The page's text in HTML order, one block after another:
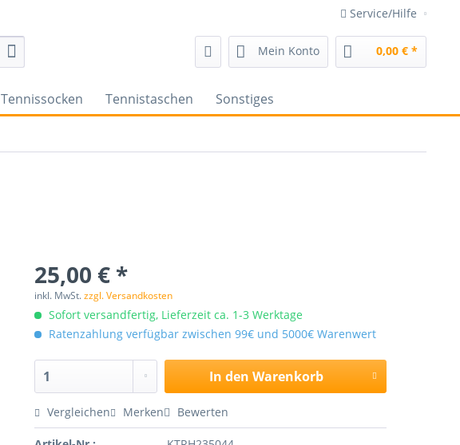
Service/Hilfe
Mein Konto 0,00 € *
Tennissocken Tennistaschen Sonstiges
25,00 € *
inkl. MwSt.zzgl. Versandkosten
Sofort versandfertig, Lieferzeit ca. 1-3 Werktage
Ratenzahlung verfügbar zwischen 99€ und 5000€ Warenwert
In den Warenkorb
Vergleichen Merken Bewerten